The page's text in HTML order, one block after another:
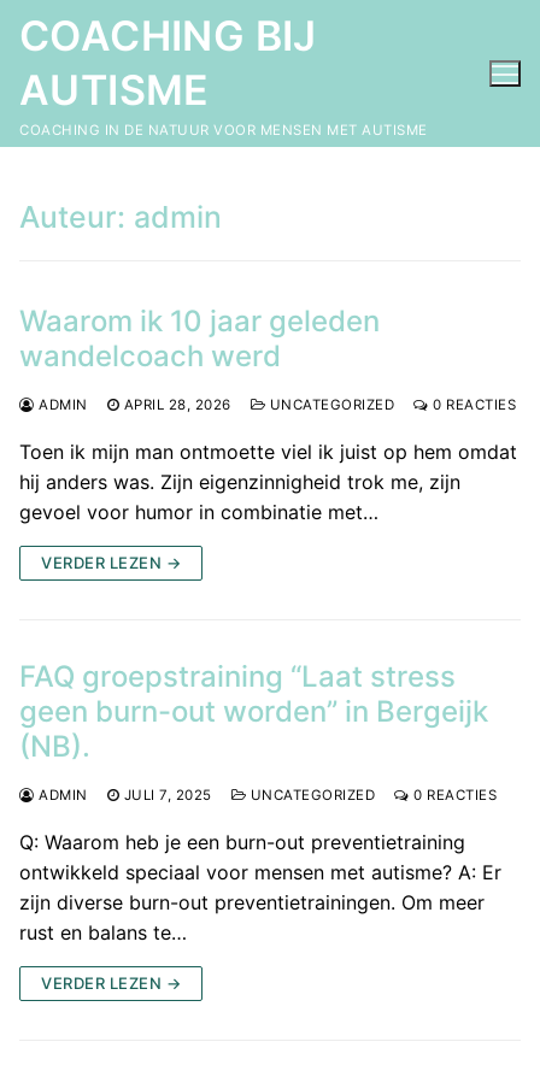
naar
inhoud
COACHING BIJ
AUTISME
COACHING IN DE NATUUR VOOR MENSEN MET AUTISME
Auteur: admin
Waarom ik 10 jaar geleden
wandelcoach werd
ADMIN APRIL 28, 2026 UNCATEGORIZED 0 REACTIES
Toen ik mijn man ontmoette viel ik juist op hem omdat
hij anders was. Zijn eigenzinnigheid trok me, zijn
gevoel voor humor in combinatie met…
VERDER LEZEN →
FAQ groepstraining “Laat stress
geen burn-out worden” in Bergeijk
(NB).
ADMIN JULI 7, 2025 UNCATEGORIZED 0 REACTIES
Q: Waarom heb je een burn-out preventietraining
ontwikkeld speciaal voor mensen met autisme? A: Er
zijn diverse burn-out preventietrainingen. Om meer
rust en balans te…
VERDER LEZEN →